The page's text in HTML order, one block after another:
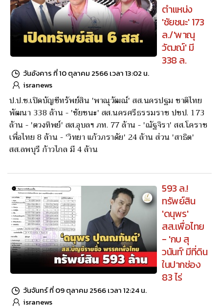
ตำแหน่ง
'ชัยชนะ' 173
ล./'พาณุ
วัฒณ์' มี
338 ล.
วันอังคาร ที่ 10 ตุลาคม 2566 เวลา 13:02 น.
isranews
ป.ป.ช.เปิดบัญชีทรัพย์สิน 'พาณุวัฒณ์' สส.นครปฐม ชาติไทย
พัฒนา 338 ล้าน - 'ชัยชนะ' สส.นครศรีธรรมราช ปชป. 173
ล้าน - 'ตวงทิพย์' สส.อุบลฯ ภท. 77 ล้าน - 'ณัฐจิรา' สส.โคราช
เพื่อไทย 8 ล้าน - 'วิทยา แก้วภราดัย' 24 ล้าน ส่วน 'สาธิต'
สส.ลพบุรี ก้าวไกล มี 4 ล้าน
593 ล.!
ทรัพย์สิน
'ดนุพร'
สส.เพื่อไทย
- 'กบ สุ
วนันท์' มีที่ดิน
ในปากช่อง
83 ไร่
วันจันทร์ ที่ 09 ตุลาคม 2566 เวลา 12:24 น.
isranews